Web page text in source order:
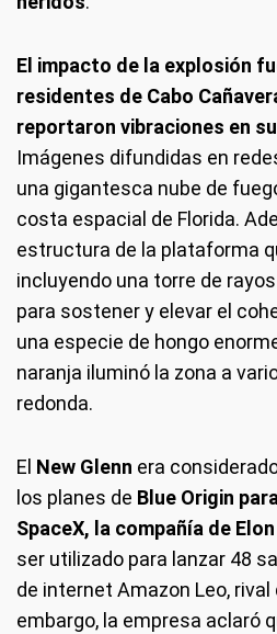
El impacto de la explosión
residentes de Cabo
reportaron vibraciones en
Imágenes difundidas en
una gigantesca nube de
costa espacial de Florida.
estructura de la plataforma
incluyendo una torre de
para sostener y elevar el
una especie de hongo
naranja iluminó la zona a
redonda.
El New Glenn era
los planes de Blue Origin
SpaceX, la compañía de
ser utilizado para lanzar 48
de internet Amazon Leo,
embargo, la empresa aclaró